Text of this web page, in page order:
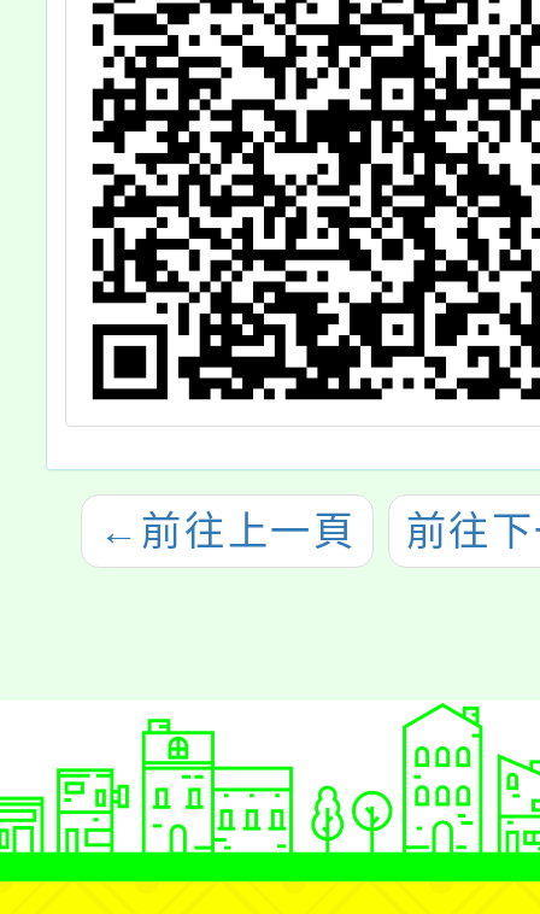
← 前往上一頁 前往